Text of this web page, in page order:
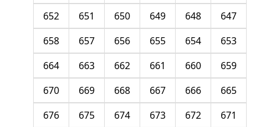
647
648
649
650
651
652
653
654
655
656
657
658
659
660
661
662
663
664
665
666
667
668
669
670
671
672
673
674
675
676